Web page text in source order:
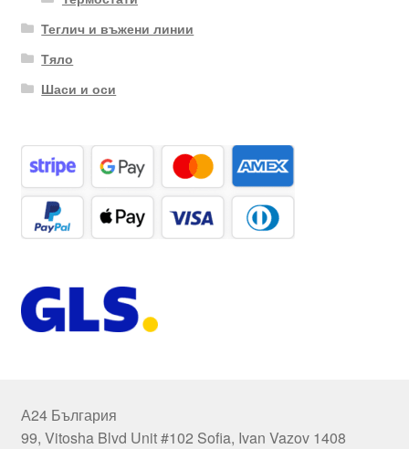
Теглич и въжени линии
Тяло
Шаси и оси
А24 България
99, Vitosha Blvd Unit #102 Sofia, Ivan Vazov 1408